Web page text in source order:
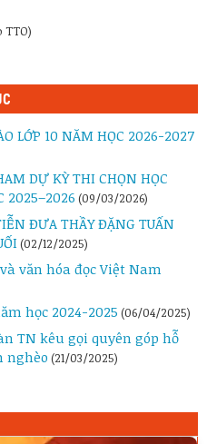
TTO)
LỚP 10 NĂM HỌC 2026-2027
DỰ KỲ THI CHỌN HỌC
2025–2026 (09/03/2026)
ĐƯA THẦY ĐẶNG TUẤN
(02/12/2025)
văn hóa đọc Việt Nam
học 2024-2025 (06/04/2025)
TN kêu gọi quyên góp hỗ
nghèo (21/03/2025)